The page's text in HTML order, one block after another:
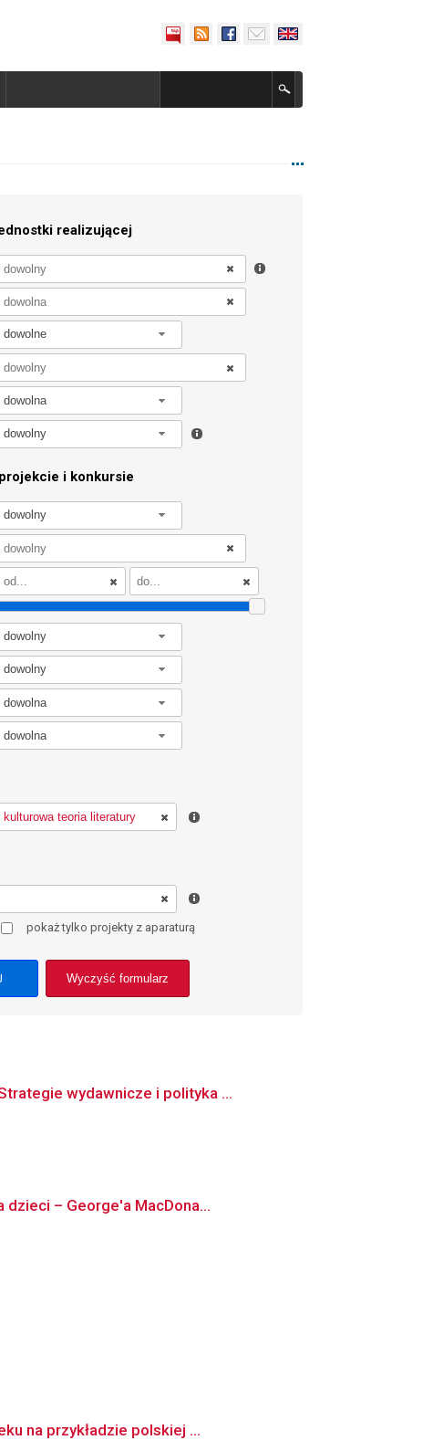
realizującej
dowolne
dowolna
dowolny
i konkursie
dowolny
dowolny
dowolny
dowolna
dowolna
pokaż tylko projekty z aparaturą
Wyczyść formularz
wydawnicze i polityka ...
– George'a MacDona...
na przykładzie polskiej ...